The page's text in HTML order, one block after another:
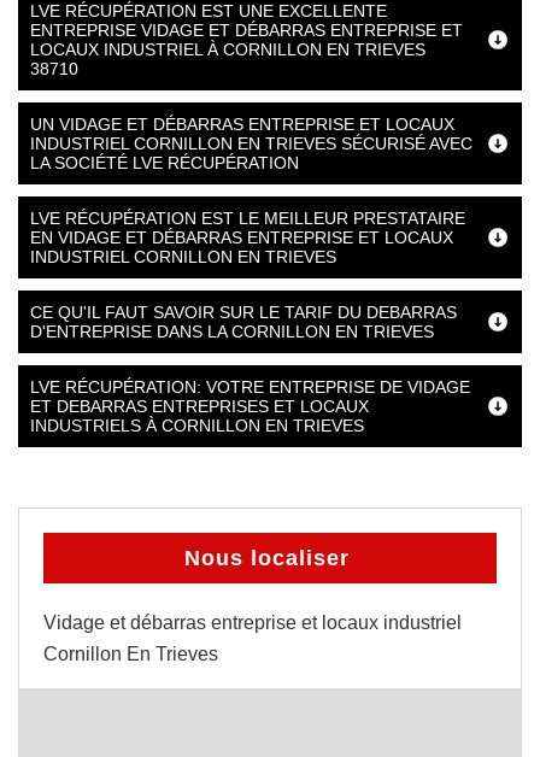
LVE RÉCUPÉRATION EST UNE EXCELLENTE
ENTREPRISE VIDAGE ET DÉBARRAS ENTREPRISE ET
LOCAUX INDUSTRIEL À CORNILLON EN TRIEVES
38710
UN VIDAGE ET DÉBARRAS ENTREPRISE ET LOCAUX
INDUSTRIEL CORNILLON EN TRIEVES SÉCURISÉ AVEC
LA SOCIÉTÉ LVE RÉCUPÉRATION
LVE RÉCUPÉRATION EST LE MEILLEUR PRESTATAIRE
EN VIDAGE ET DÉBARRAS ENTREPRISE ET LOCAUX
INDUSTRIEL CORNILLON EN TRIEVES
CE QU'IL FAUT SAVOIR SUR LE TARIF DU DEBARRAS
D'ENTREPRISE DANS LA CORNILLON EN TRIEVES
LVE RÉCUPÉRATION: VOTRE ENTREPRISE DE VIDAGE
ET DEBARRAS ENTREPRISES ET LOCAUX
INDUSTRIELS À CORNILLON EN TRIEVES
Nous localiser
Vidage et débarras entreprise et locaux industriel
Cornillon En Trieves